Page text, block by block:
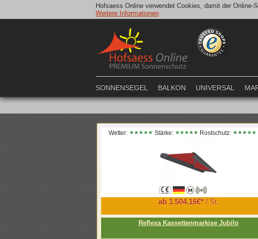
Hofsaess Online verwendet Cookies, damit der
Weitere Informationen
SONNENSEGEL BALKON UNIVERSAL
Wetter: Stärke: Rostschutz:
ab 1.504,16€*/ St.
Reflexa Kassettenmarkise Jubilo